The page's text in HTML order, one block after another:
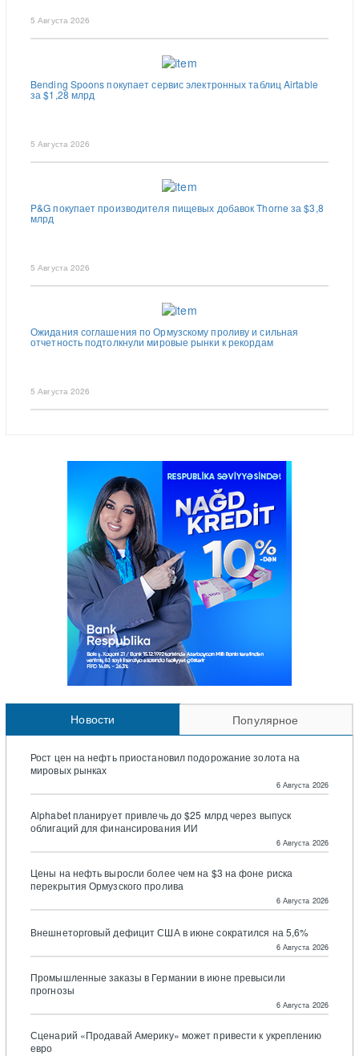
5 Августа 2026
Bending Spoons покупает сервис электронных таблиц Airtable
за $1,28 млрд
5 Августа 2026
P&G покупает производителя пищевых добавок Thorne за $3,8
млрд
5 Августа 2026
Ожидания соглашения по Ормузскому проливу и сильная
отчетность подтолкнули мировые рынки к рекордам
5 Августа 2026
Новости Популярное
Рост цен на нефть приостановил подорожание золота на
мировых рынках
6 Августа 2026
Alphabet планирует привлечь до $25 млрд через выпуск
облигаций для финансирования ИИ
6 Августа 2026
Цены на нефть выросли более чем на $3 на фоне риска
перекрытия Ормузского пролива
6 Августа 2026
Внешнеторговый дефицит США в июне сократился на 5,6%
6 Августа 2026
Промышленные заказы в Германии в июне превысили
прогнозы
6 Августа 2026
Сценарий «Продавай Америку» может привести к укреплению
евро